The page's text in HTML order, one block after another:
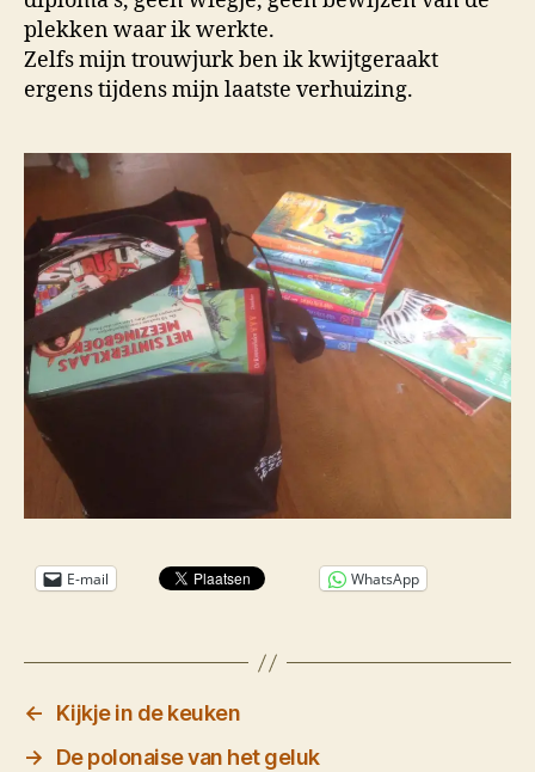
plekken waar ik werkte.
Zelfs mijn trouwjurk ben ik kwijtgeraakt
ergens tijdens mijn laatste verhuizing.
E-mail WhatsApp
←
Kijkje in de keuken
→
De polonaise van het geluk